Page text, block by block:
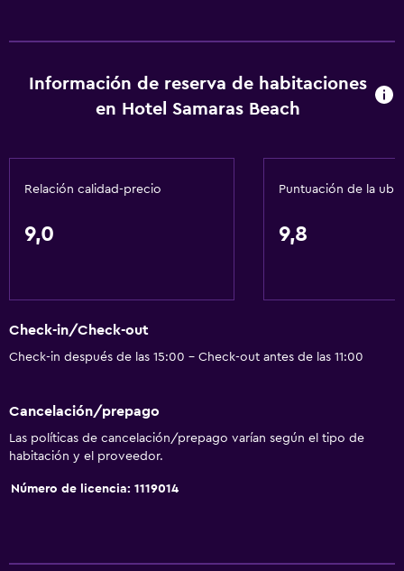
Información de reserva de habitaciones
en Hotel Samaras Beach
Relación calidad-precio
9,0
Puntuación de la
9,8
Check-in/Check-out
Check-in después de las 15:00 - Check-out antes de las 11:00
Cancelación/prepago
Las políticas de cancelación/prepago varían según el tipo de
habitación y el proveedor.
Número de licencia: 1119014